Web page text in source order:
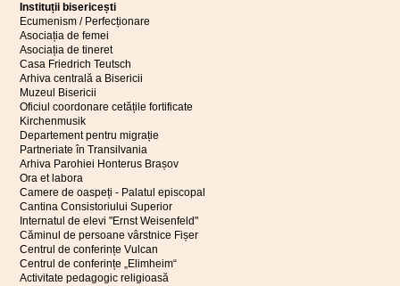
Instituții bisericești
Ecumenism / Perfecționare
Asociația de femei
Asociația de tineret
Casa Friedrich Teutsch
Arhiva centrală a Bisericii
Muzeul Bisericii
Oficiul coordonare cetățile fortificate
Kirchenmusik
Departement pentru migrație
Partneriate în Transilvania
Arhiva Parohiei Honterus Brașov
Ora et labora
Camere de oaspeți - Palatul episcopal
Cantina Consistoriului Superior
Internatul de elevi "Ernst Weisenfeld"
Căminul de persoane vârstnice Fișer
Centrul de conferințe Vulcan
Centrul de conferințe „Elimheim“
Activitate pedagogic religioasă